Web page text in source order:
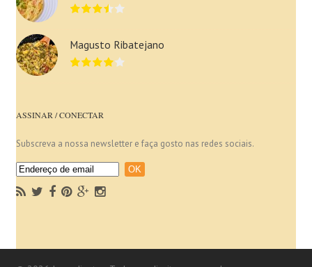
Magusto Ribatejano
ASSINAR / CONECTAR
Subscreva a nossa newsletter e faça gosto nas redes sociais.